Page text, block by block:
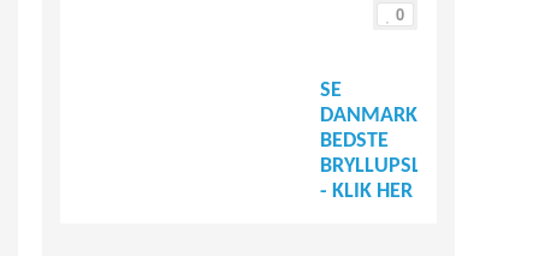
0
SE
DANMARKS
BEDSTE
- KLIK HER